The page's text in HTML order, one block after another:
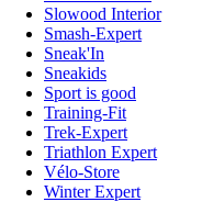
Slowood Interior
Smash-Expert
Sneak'In
Sneakids
Sport is good
Training-Fit
Trek-Expert
Triathlon Expert
Vélo-Store
Winter Expert